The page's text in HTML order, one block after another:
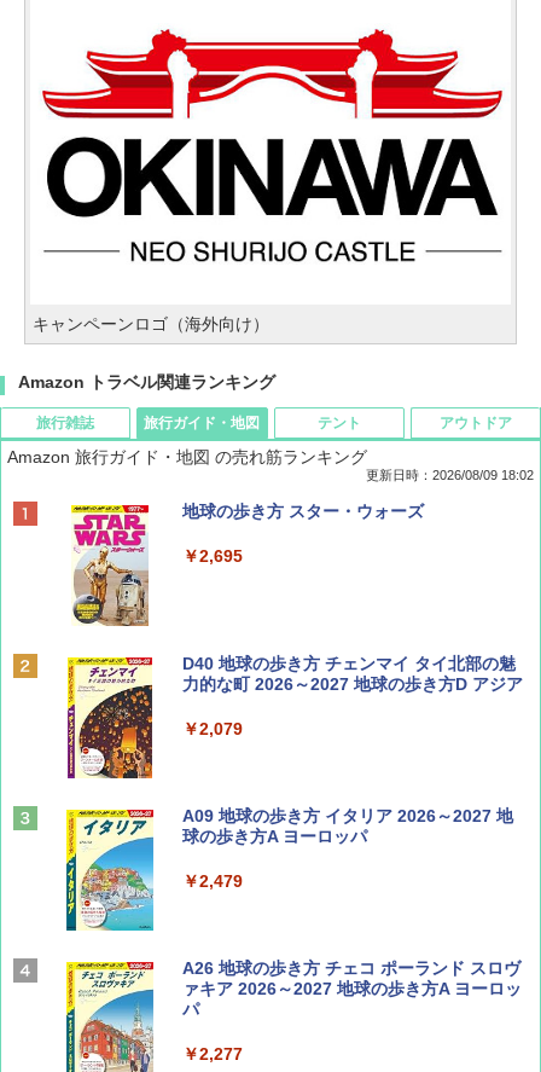
キャンペーンロゴ（海外向け）
Amazon トラベル関連ランキング
旅行雑誌
BE-PAL(ビ-パル) 2026年 9 月号【特別付録:
ディズニーファン ２０２６年 ９月号 [雑
誌] (ＤＩＳＮＥＹ ＦＡＮ)
￥713
山と溪谷 2026年8月号「南アルプス大全」
Coyote No.89 特集 星野道夫 夢見る旅
￥1,540
旅行ガイド・地図
Amazon 旅行ガイド・地図 の売れ筋ランキング
更新日時：2026/08/09 18:02
地球の歩き方 スター・ウォーズ
￥2,695
D40 地球の歩き方 チェンマイ タイ北部の魅
力的な町 2026～2027 地球の歩き方D アジア
￥2,079
A09 地球の歩き方 イタリア 2026～2027 地
球の歩き方A ヨーロッパ
￥2,479
A26 地球の歩き方 チェコ ポーランド スロヴ
ァキア 2026～2027 地球の歩き方A ヨーロッ
パ
￥2,277
テント アウトドア